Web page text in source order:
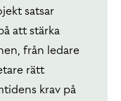
satsar
att stärka
från ledare
rätt
krav på